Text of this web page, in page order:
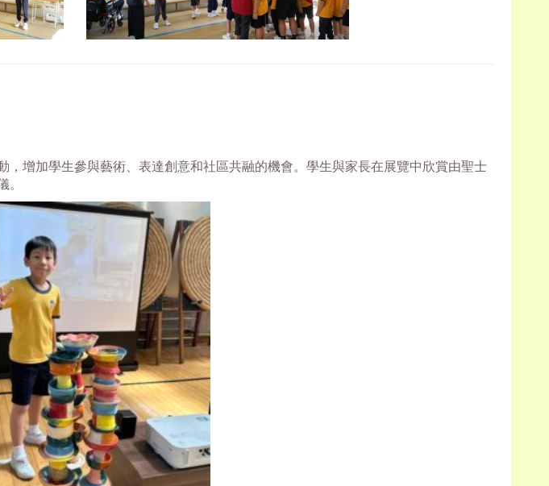
增加學生參與藝術、表達創意和社區共融的機會。學生與家長在展覽中欣賞由聖士